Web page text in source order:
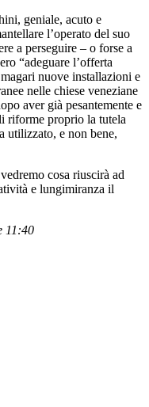
geniale, acuto e
l’operato del suo
a perseguire – o forse a
“adeguare l’offerta
nuove installazioni e
nelle chiese veneziane
aver già pesantemente e
riforme proprio la tutela
utilizzato, e non bene,
cosa riuscirà ad
e lungimiranza il
11:40